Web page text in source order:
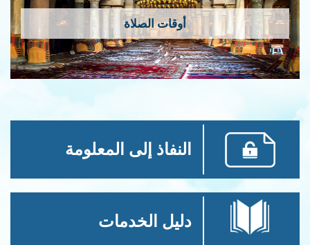
أوقات الصلاة
النفاذ إلى المعلومة
دليل الخدمات